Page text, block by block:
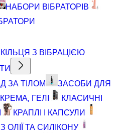
НАБОРИ ВІБРАТОРІВ
КІЛЬЦЯ З ВІБРАЦІЄЮ
ЗА ТІЛОМ
ЗАСОБИ ДЛЯ
ГЕЛІ
КЛАСИЧНІ
КРАПЛІ І КАПСУЛИ
ТА СИЛІКОНУ